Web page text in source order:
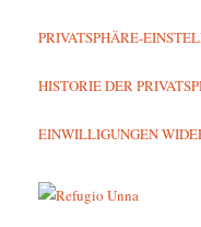
PRIVATSPHÄRE-
HISTORIE DER
EINWILLIGUNGEN